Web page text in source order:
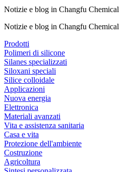
Notizie e blog in Changfu Chemical
Notizie e blog in Changfu Chemical
Prodotti
Polimeri di silicone
Silanes specializzati
Siloxani speciali
Silice colloidale
Applicazioni
Nuova energia
Elettronica
Materiali avanzati
Vita e assistenza sanitaria
Casa e vita
Protezione dell'ambiente
Costruzione
Agricoltura